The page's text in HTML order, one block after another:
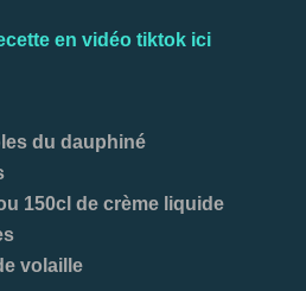
en vidéo tiktok ici
du dauphiné
150cl de crème liquide
volaille